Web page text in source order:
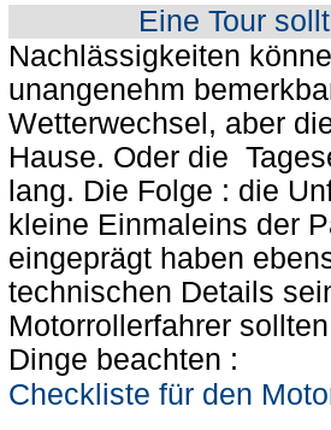
Eine Tour
Nachlässigkeiten
unangenehm
Wetterwechsel, aber
Hause. Oder die
lang. Die Folge : die
kleine Einmaleins der
eingeprägt haben
technischen Details
Motorrollerfahrer
Dinge beachten :
Checkliste für den